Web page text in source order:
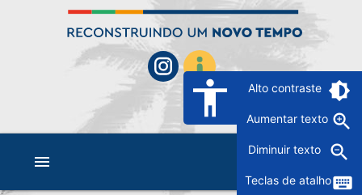
accessibility Alto contraste brightness_6
Aumentar texto zoom_in
Diminuir texto zoom_out
Teclas de atalhokeyboard
menu